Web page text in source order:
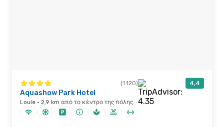
(1.120) 4,4
Aquashow Park Hotel
Loule · 2,9 km από το κέντρο της πόλης